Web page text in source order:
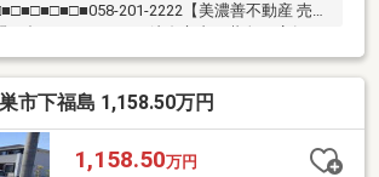
201-2222【美濃善不動産 売買
い合わせください！岐阜市内で黄色い店舗・
車を見かけたことありませんか。私たちが美
阜を知っている岐阜の不動産エキスパート！
しも建築も不動産のことならお任せ下さい。
以上！
市下福島 1,158.50万円
1,158.50万円